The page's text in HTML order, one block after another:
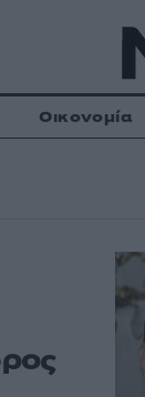
Οικονομία